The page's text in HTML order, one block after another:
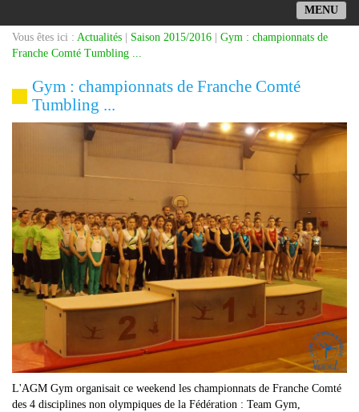
MENU
Vous êtes ici : Actualités Saison 2015/2016
Gym : championnats de
Franche Comté Tumbling ...
Gym : championnats de Franche Comté
Tumbling ...
L'AGM Gym organisait ce weekend les championnats de Franche Comté
des 4 disciplines non olympiques de la Fédération : Team Gym,